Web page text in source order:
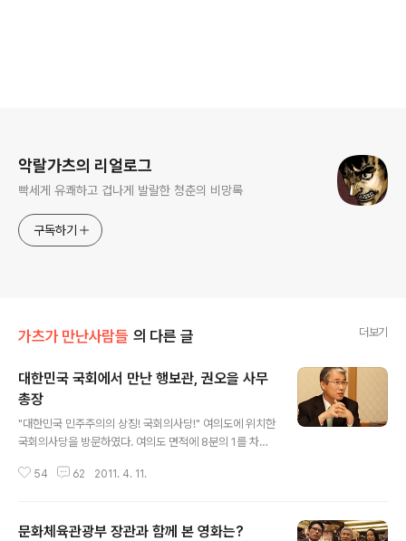
악랄가츠의 리얼로그
빡세게 유쾌하고 겁나게 발랄한 청춘의 비망록
구독하기
가츠가 만난사람들 의 다른 글 더보기
대한민국 국회에서 만난 행보관, 권오을 사무
총장
"대한민국 민주주의의 상징! 국회의사당!" 여의도에 위치한
국회의사당을 방문하였다. 여의도 면적에 8분의 1를 차지
의사당 건물로는 동양에서 가장 큰 규모를 자랑하고 있다.
사당의 상징인 중앙 돔은 국민의 다양한 의견들이 찬반토
54 62 2011. 4. 11.
문화체육관광부 장관과 함께 본 영화는?